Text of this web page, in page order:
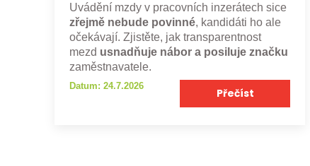
Uvádění mzdy v pracovních inzerátech sice
zřejmě nebude povinné, kandidáti ho ale
očekávají. Zjistěte, jak transparentnost
mezd usnadňuje nábor a posiluje značku
zaměstnavatele.
Datum: 24.7.2026
Přečíst